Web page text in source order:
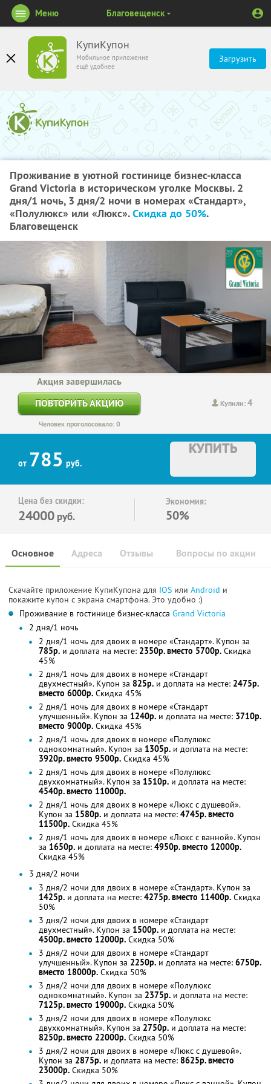
КупиКупон
Мобильное приложение
ещё удобнее
Загрузить
Меню Благовещенск
Проживание в уютной гостинице бизнес-класса
Grand Victoria в историческом уголке Москвы. 2
дня/1 ночь, 3 дня/2 ночи в номерах «Стандарт»,
«Полулюкс» или «Люкс».Скидка до 50%.
Благовещенск
Купили:4
Акция завершилась
ПОВТОРИТЬ АКЦИЮ
Человек проголосовало: 0
от 785 руб.
КУПИТЬ
Цена без скидки:
24000 руб.
Экономия:
50%
Основное Отзывы Вопросы по акции
Адреса
Скачайте приложение КупиКупона для IOS или Android и
покажите купон с экрана смартфона. Это удобно :)
Проживание в гостинице бизнес-класса Grand Victoria
2 дня/1 ночь
2 дня/1 ночь для двоих в номере «Стандарт». Купон за
785р. и доплата на месте: 2350р. вместо 5700р. Скидка
45%
2 дня/1 ночь для двоих в номере «Стандарт
двухместный». Купон за 825р. и доплата на месте: 2475р.
вместо 6000р. Скидка 45%
2 дня/1 ночь для двоих в номере «Стандарт
улучшенный». Купон за 1240р. и доплата на месте: 3710р.
вместо 9000р. Скидка 45%
2 дня/1 ночь для двоих в номере «Полулюкс
однокомнатный». Купон за 1305р. и доплата на месте:
3920р. вместо 9500р. Скидка 45%
2 дня/1 ночь для двоих в номере «Полулюкс
двухкомнатный». Купон за 1510р. и доплата на месте:
4540р. вместо 11000р.
2 дня/1 ночь для двоих в номере «Люкс с душевой».
Купон за 1580р. и доплата на месте: 4745р. вместо
11500р. Скидка 45%
2 дня/1 ночь для двоих в номере «Люкс с ванной». Купон
за 1650р. и доплата на месте: 4950р. вместо 12000р.
Скидка 45%
3 дня/2 ночи
3 дня/2 ночи для двоих в номере «Стандарт». Купон за
1425р. и доплата на месте: 4275р. вместо 11400р. Скидка
50%
3 дня/2 ночи для двоих в номере «Стандарт
двухместный». Купон за 1500р. и доплата на месте:
4500р. вместо 12000р. Скидка 50%
3 дня/2 ночи для двоих в номере «Стандарт
улучшенный». Купон за 2250р. и доплата на месте: 6750р.
вместо 18000р. Скидка 50%
3 дня/2 ночи для двоих в номере «Полулюкс
однокомнатный». Купон за 2375р. и доплата на месте:
7125р. вместо 19000р. Скидка 50%
3 дня/2 ночи для двоих в номере «Полулюкс
двухкомнатный». Купон за 2750р. и доплата на месте:
8250р. вместо 22000р. Скидка 50%
3 дня/2 ночи для двоих в номере «Люкс с душевой».
Купон за 2875р. и доплата на месте: 8625р. вместо
23000р. Скидка 50%